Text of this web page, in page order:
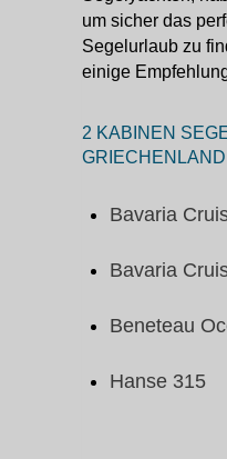
um sicher das
Segelurlaub zu
einige
2 KABINEN
GRIECHENLAND
Bavaria
Bavaria
Beneteau
Hanse 315